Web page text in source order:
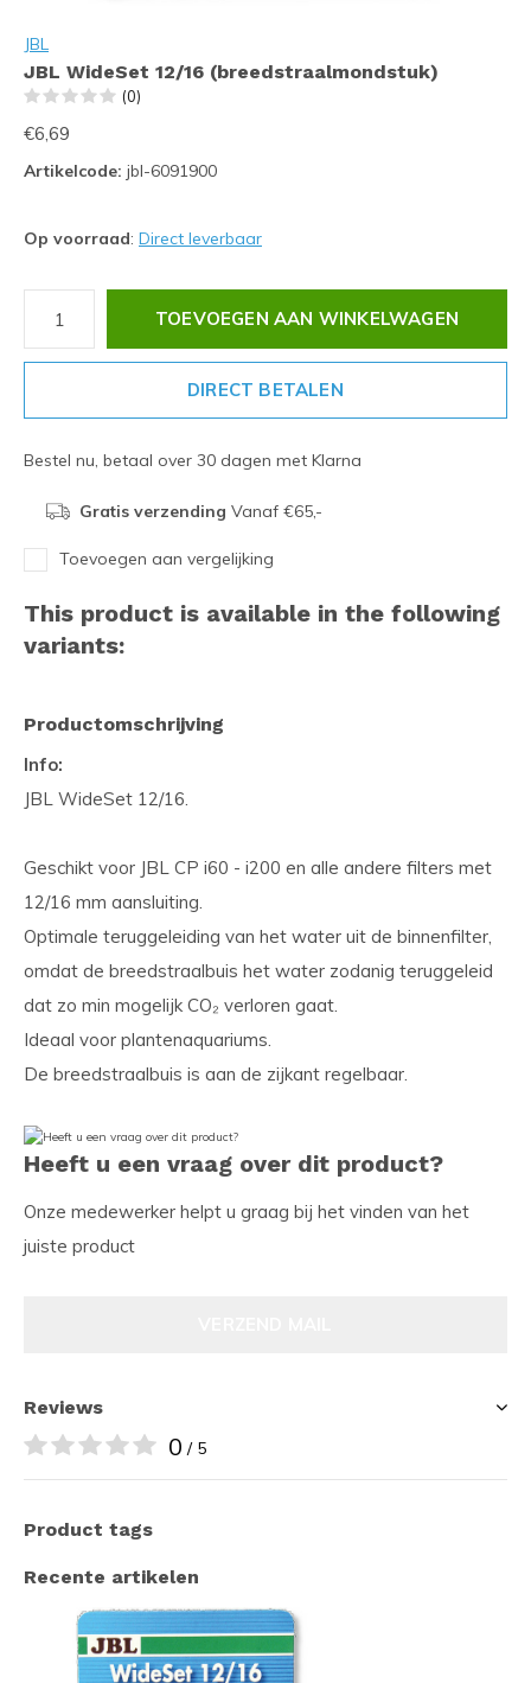
JBL
JBL WideSet 12/16 (breedstraalmondstuk)
(0)
€6,69
Artikelcode: jbl-6091900
Op voorraad: Direct leverbaar
TOEVOEGEN AAN WINKELWAGEN
DIRECT BETALEN
Bestel nu, betaal over 30 dagen met Klarna
Gratis verzending Vanaf €65,-
Toevoegen aan vergelijking
This product is available in the following
variants:
Productomschrijving
Info:
JBL WideSet 12/16.
Geschikt voor JBL CP i60 - i200 en alle andere filters met
12/16 mm aansluiting.
Optimale teruggeleiding van het water uit de binnenfilter,
omdat de breedstraalbuis het water zodanig teruggeleid
dat zo min mogelijk CO₂ verloren gaat.
Ideaal voor plantenaquariums.
De breedstraalbuis is aan de zijkant regelbaar.
Heeft u een vraag over dit product?
Onze medewerker helpt u graag bij het vinden van het
juiste product
Reviews
0 / 5
Product tags
Recente artikelen